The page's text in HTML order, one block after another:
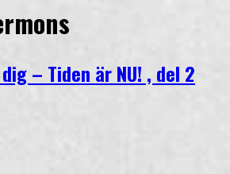
– Tiden är NU! , del 2